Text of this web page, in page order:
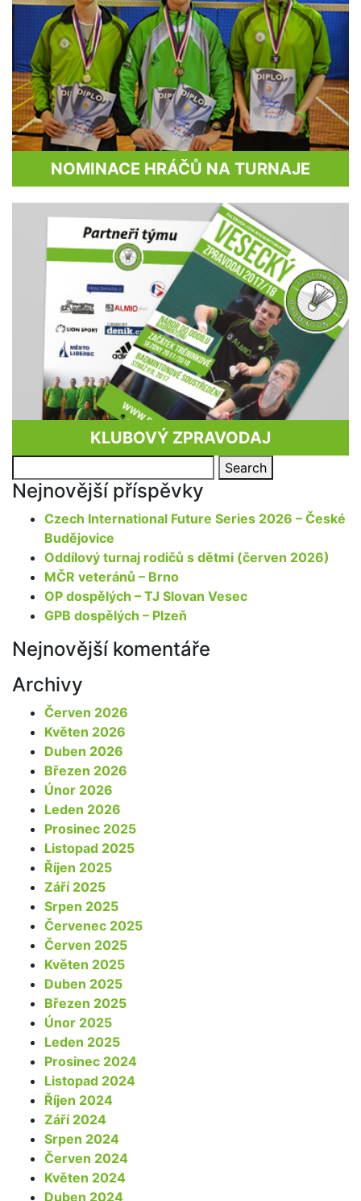
NOMINACE HRÁČŮ NA TURNAJE
KLUBOVÝ ZPRAVODAJ
for:
Search
Nejnovější příspěvky
Czech International Future Series 2026 – České
Budějovice
Oddílový turnaj rodičů s dětmi (červen 2026)
MČR veteránů – Brno
OP dospělých – TJ Slovan Vesec
GPB dospělých – Plzeň
Nejnovější komentáře
Archivy
Červen 2026
Květen 2026
Duben 2026
Březen 2026
Únor 2026
Leden 2026
Prosinec 2025
Listopad 2025
Říjen 2025
Září 2025
Srpen 2025
Červenec 2025
Červen 2025
Květen 2025
Duben 2025
Březen 2025
Únor 2025
Leden 2025
Prosinec 2024
Listopad 2024
Říjen 2024
Září 2024
Srpen 2024
Červen 2024
Květen 2024
Duben 2024